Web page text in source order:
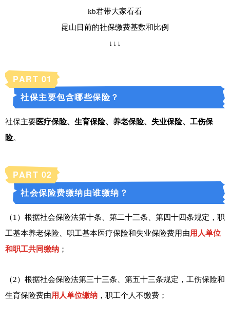
kb君带大家看看
昆山目前的社保缴费基数和比例
↓↓↓
PART 01
社保主要包含哪些保险？
社保主要医疗保险、生育保险、养老保险、失业保险、工伤保
险。
PART 02
社会保险费缴纳由谁缴纳？
（1）根据社会保险法第十条、第二十三条、第四十四条规定，职
工基本养老保险、职工基本医疗保险和失业保险费用由用人单位
和职工共同缴纳 ；
（2）根据社会保险法第三十三条、第五十三条规定，工伤保险和
生育保险费由用人单位缴纳 ，职工个人不缴费；